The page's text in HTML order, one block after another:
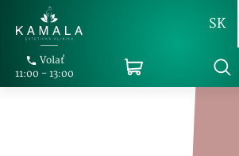
SK
Volať
11:00 - 13:00